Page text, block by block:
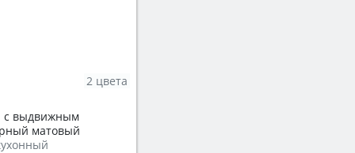
с выдвижным
матовый
2 цвета